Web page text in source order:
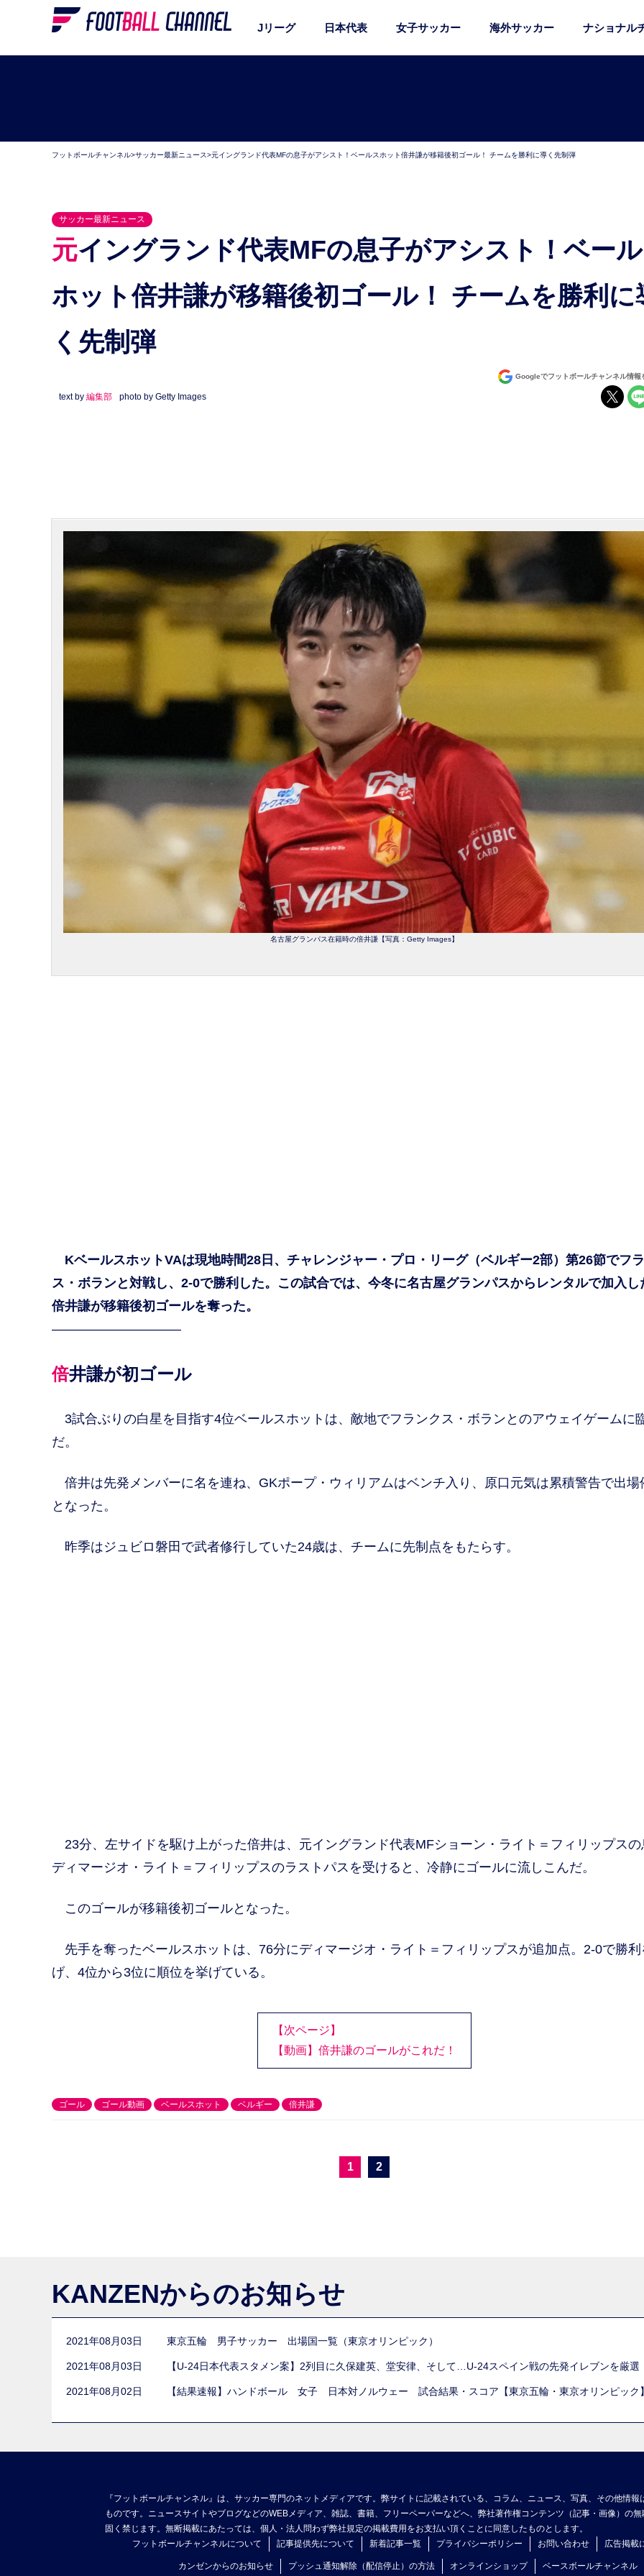
Jリーグ 日本代表 女子サッカー 海外サッカー ナショナル
フットボールチャンネル>サッカー最新ニュース>元イングランド代表MFの息子がアシスト！ベールスホット倍井謙が移籍後初ゴール！ チームを勝利に導く先制弾
サッカー最新ニュース
元イングランド代表MFの息子がアシスト！ベールス
ホット倍井謙が移籍後初ゴール！ チームを勝利に
く先制弾
Googleでフットボールチャンネル情報
text by 編集部 photo by Getty Images
名古屋グランパス在籍時の倍井謙【写真：Getty Images】
KベールスホットVAは現地時間28日、チャレンジャー・プロ・リーグ（ベルギー2部）第26節でフ
ス・ボランと対戦し、2-0で勝利した。この試合では、今冬に名古屋グランパスからレンタルで加入し
倍井謙が移籍後初ゴールを奪った。
——————————
倍井謙が初ゴール
3試合ぶりの白星を目指す4位ベールスホットは、敵地でフランクス・ボランとのアウェイゲームに
だ。
倍井は先発メンバーに名を連ね、GKポープ・ウィリアムはベンチ入り、原口元気は累積警告で出場
となった。
昨季はジュビロ磐田で武者修行していた24歳は、チームに先制点をもたらす。
23分、左サイドを駆け上がった倍井は、元イングランド代表MFショーン・ライト＝フィリップスの
ディマージオ・ライト＝フィリップスのラストパスを受けると、冷静にゴールに流しこんだ。
このゴールが移籍後初ゴールとなった。
先手を奪ったベールスホットは、76分にディマージオ・ライト＝フィリップスが追加点。2-0で勝利
げ、4位から3位に順位を挙げている。
【次ページ】
【動画】倍井謙のゴールがこれだ！
ゴール ゴール動画 ベールスホット ベルギー 倍井謙
1 2
KANZENからのお知らせ
2021年08月03日 東京五輪 男子サッカー 出場国一覧（東京オリンピック）
2021年08月03日 【U-24日本代表スタメン案】2列目に久保建英、堂安律、そして…U-24スペイン戦の先発イレブンを厳
2021年08月02日 【結果速報】ハンドボール 女子 日本対ノルウェー 試合結果・スコア【東京五輪・東京オリンピック
『フットボールチャンネル』は、サッカー専門のネットメディアです。弊サイトに記載されている、コラム、ニュース、写真、その他情
ものです。ニュースサイトやブログなどのWEBメディア、雑誌、書籍、フリーペーパーなどへ、弊社著作権コンテンツ（記事・画像）の
固く禁じます。無断掲載にあたっては、個人・法人問わず弊社規定の掲載費用をお支払い頂くことに同意したものとします。
フットボールチャンネルについて
記事提供先について 新着記事一覧 プライバシーポリシー お問い合わせ 広告掲載
カンゼンからのお知らせ プッシュ通知解除（配信停止）の方法 オンラインショップ ベースボールチャンネル